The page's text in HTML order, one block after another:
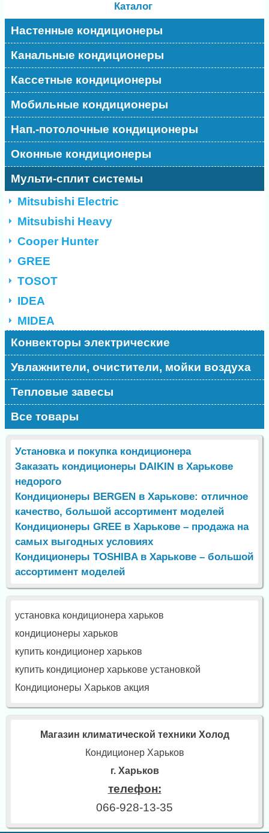
Каталог
Настенные кондиционеры
Канальные кондиционеры
Кассетные кондиционеры
Мобильные кондиционеры
Нап.-потолочные кондиционеры
Оконные кондиционеры
Мульти-сплит системы
Mitsubishi Electric
Mitsubishi Heavy
Cooper Hunter
GREE
TOSOT
IDEA
MIDEA
Конвекторы электрические
Увлажнители, очистители, мойки воздуха
Тепловые завесы
Все товары
Установка и покупка кондиционера
Заказать кондиционеры DAIKIN в Харькове
недорого
Кондиционеры BERGEN в Харькове: отличное
качество, большой ассортимент моделей
Кондиционеры GREE в Харькове – продажа на
самых выгодных условиях
Кондиционеры TOSHIBA в Харькове – большой
ассортимент моделей
установка кондиционера харьков
кондиционеры харьков
купить кондиционер харьков
купить кондиционер харькове установкой
Кондиционеры Харьков акция
Магазин климатической техники Холод
Кондиционер Харьков
г. Харьков
телефон:
066-928-13-35